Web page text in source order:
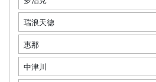
瑞浪天德
惠那
中津川